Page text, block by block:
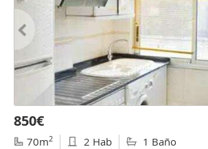
850€
70m2 2 Hab 1 Baño